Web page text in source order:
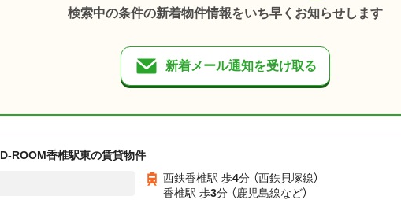
検索中の条件の新着物件情報をいち早くお知らせします
新着メール通知を受け取る
D-ROOM香椎駅東の賃貸物件
西鉄香椎駅 歩4分 （西鉄貝塚線）
香椎駅 歩3分 （鹿児島線など）